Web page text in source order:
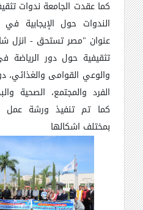
كما عقدت الجامعة ندوات
الندوات حول الإيجابية في
عنوان "مصر تستحق - انزل
تثقيفية حول دور
والوعي القوامى والغذائي،
الفرد والمجتمع، الصحية
كما تم تنفيذ ورشة عمل
بمختلف اشكالها